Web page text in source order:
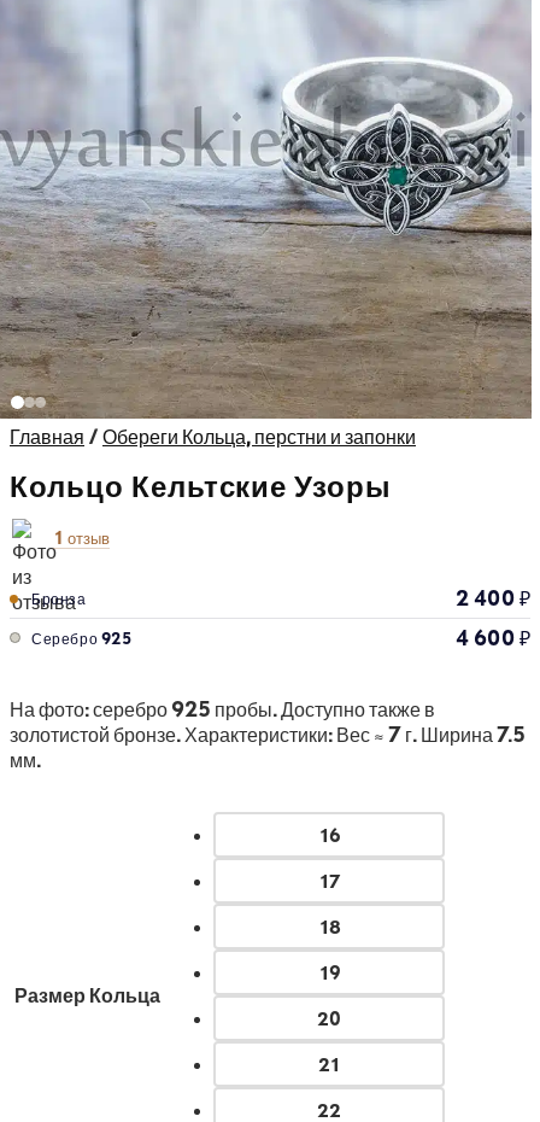
Главная /Обереги Кольца, перстни и запонки
Кольцо Кельтские Узоры
1 отзыв
Бронза 2 400₽
Серебро 925 4 600₽
На фото: серебро 925 пробы. Доступно также в
золотистой бронзе. Характеристики: Вес ≈ 7 г. Ширина 7.5
мм.
Размер Кольца
16
17
18
19
20
21
22